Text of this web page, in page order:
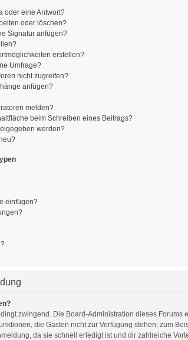
oder eine Antwort?
oder löschen?
Signatur anfügen?
erstellen?
Umfrage?
nicht zugreifen?
anfügen?
melden?
beim Schreiben eines Beitrags?
werden?
einfügen?
zwingend. Die Board-Administration dieses
die Gästen nicht zur Verfügung stehen: zum
da sie schnell erledigt ist und dir zahlreiche